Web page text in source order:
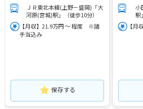
ＪＲ東北本線(上野－盛岡)「大
河原(宮城)駅」（徒歩10分）
【月収】21.9万円 ～ 程度 ※諸
手当込み
保存する
小
駅
【月